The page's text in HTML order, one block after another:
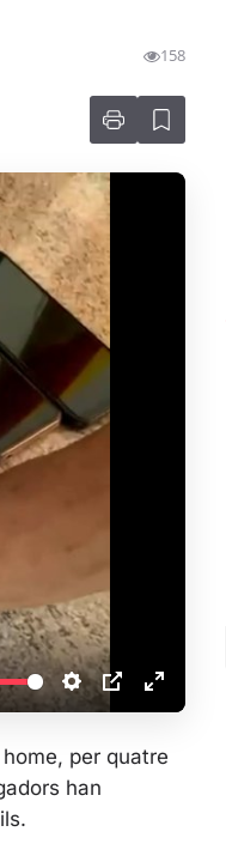
158
S
t
t
P
P
E
t
per quatre
han